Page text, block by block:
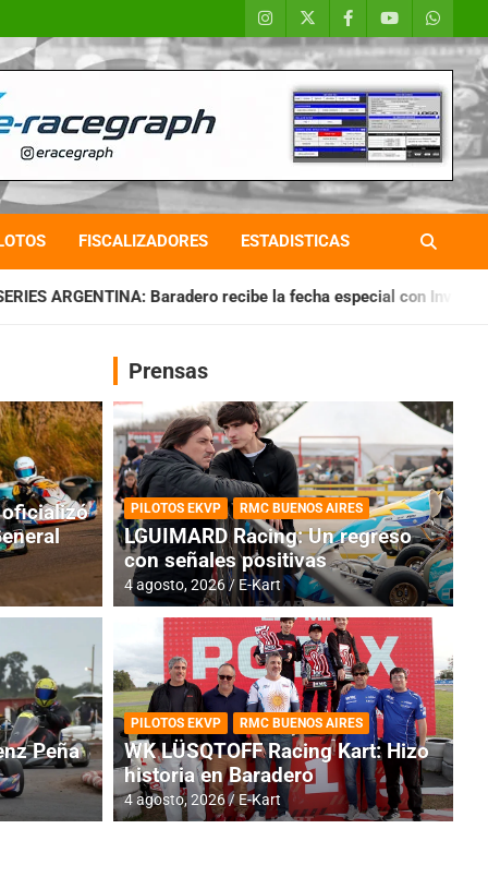
FISCALIZADORES ESTADISTICAS
recibe la fecha especial con Invitados CHAQUEÑO
RMC BUENOS AIRES
Cerró una jornada
oficializó
Peña
Prensas
PILOTOS EKVP RMC BUENOS AIRES
LGUIMARD Racing: Un regreso
con señales positivas
4 agosto, 2026 E-Kart
PILOTOS EKVP RMC BUENOS AIRES
WK LÜSQTOFF Racing Kart: Hizo
historia en Baradero
4 agosto, 2026 E-Kart